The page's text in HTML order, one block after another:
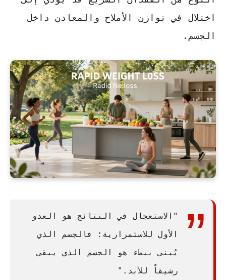
اختلال في توازن الأملاح والمعادن داخل
الجسم.
"الاستعجال في النتائج هو العدو
الأول للاستمرارية؛ فالجسم الذي
يُبنى ببطء هو الجسم الذي يبقى
رشيقاً للأبد."